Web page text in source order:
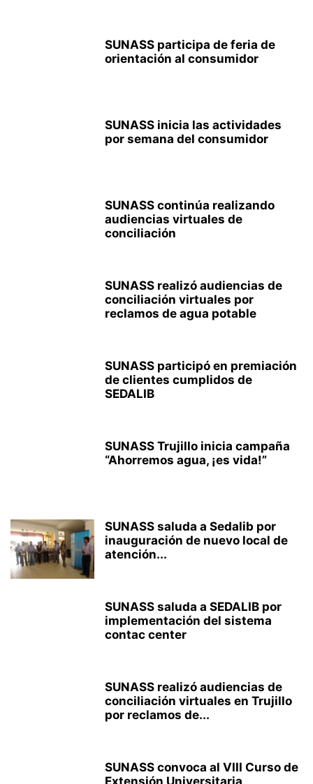
SUNASS participa de feria de
orientación al consumidor
SUNASS inicia las actividades
por semana del consumidor
SUNASS continúa realizando
audiencias virtuales de
conciliación
SUNASS realizó audiencias de
conciliación virtuales por
reclamos de agua potable
SUNASS participó en premiación
de clientes cumplidos de
SEDALIB
SUNASS Trujillo inicia campaña
“Ahorremos agua, ¡es vida!”
SUNASS saluda a Sedalib por
inauguración de nuevo local de
atención...
SUNASS saluda a SEDALIB por
implementación del sistema
contac center
SUNASS realizó audiencias de
conciliación virtuales en Trujillo
por reclamos de...
SUNASS convoca al VIII Curso de
Extensión Universitaria